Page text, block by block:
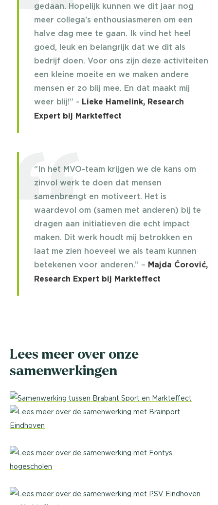
gedaan. Hopelijk kunnen we dit jaar nog
meer collega's enthousiasmeren om een
halve dag mee te gaan. Ik vind het heel
goed, leuk en belangrijk dat we dit als
bedrijf doen. Voor ons zijn deze activiteiten
een kleine moeite en we maken andere
mensen er zo blij mee. En dat maakt mij
weer blij!’’ - Lieke Hamelink, Research
Expert bij Markteffect
‘’In het MVO-team krijgen we de kans om
zinvol werk te doen dat mensen
samenbrengt en motiveert. Het is
waardevol om (samen met anderen) bij te
dragen aan initiatieven die echt impact
maken. Dit werk houdt mij betrokken en
laat me zien hoeveel we als team kunnen
betekenen voor anderen.’’ – Majda Ćorović,
Research Expert bij Markteffect
Lees meer over onze
samenwerkingen